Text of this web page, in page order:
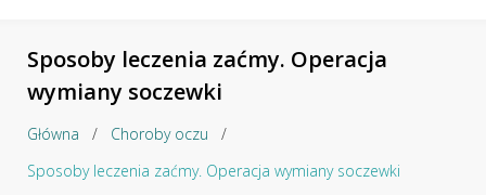
Sposoby leczenia zaćmy. Operacja
wymiany soczewki
Główna / Choroby oczu
/
Sposoby leczenia zaćmy. Operacja wymiany soczewki